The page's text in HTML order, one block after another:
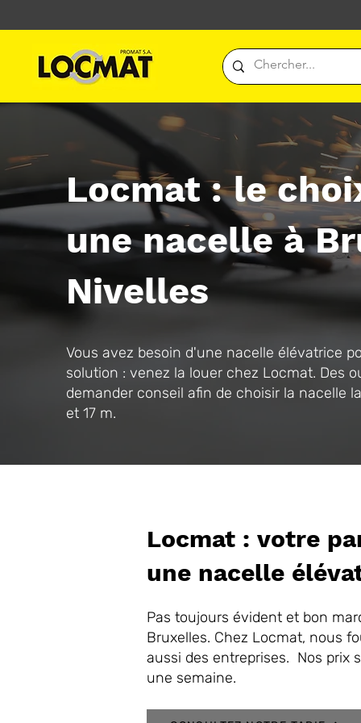
Locmat : le
une nacelle à
Nivelles
Vous avez besoin d'une nacelle élévatrice
solution : venez la louer chez Locmat. Des
demander conseil afin de choisir la nacelle
et 17 m.
Locmat : votre
une nacelle
Pas toujours évident et bon
Bruxelles. Chez Locmat, nous
aussi des entreprises. Nos prix
une semaine.